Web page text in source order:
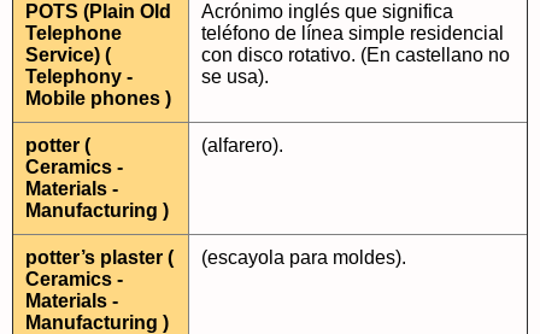
POTS (Plain Old
Telephone
Service) (
Telephony -
Mobile phones )
Acrónimo inglés que significa
teléfono de línea simple residencial
con disco rotativo. (En castellano no
se usa).
potter (
Ceramics -
Materials -
Manufacturing )
(alfarero).
potter’s plaster (
Ceramics -
Materials -
Manufacturing )
(escayola para moldes).